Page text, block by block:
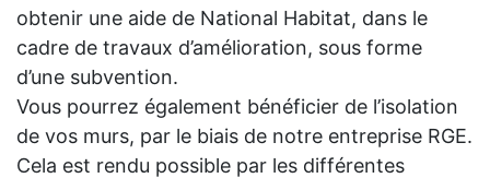
obtenir une aide de National Habitat, dans le
cadre de travaux d’amélioration, sous forme
d’une subvention.
Vous pourrez également bénéficier de l’isolation
de vos murs, par le biais de notre entreprise RGE.
Cela est rendu possible par les différentes